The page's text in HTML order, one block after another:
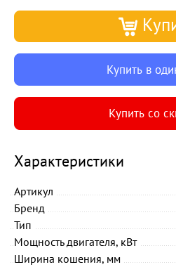
Купить в
Купить со
Характеристики
Артикул
Бренд
Тип
Мощность двигателя, кВт
Ширина кошения, мм